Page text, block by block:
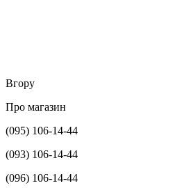
Вгору
Про магазин
(095) 106-14-44
(093) 106-14-44
(096) 106-14-44